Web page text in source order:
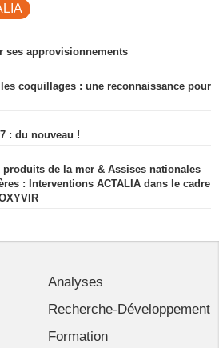
ses approvisionnements
les coquillages : une reconnaissance pour
: du nouveau !
de la mer & Assises nationales
: Interventions ACTALIA dans le cadre
Analyses
Recherche-Développement
Formation